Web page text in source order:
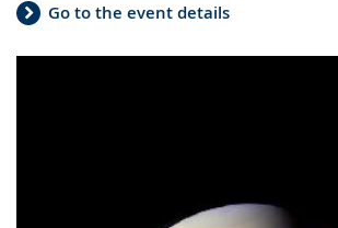
Go to the event details